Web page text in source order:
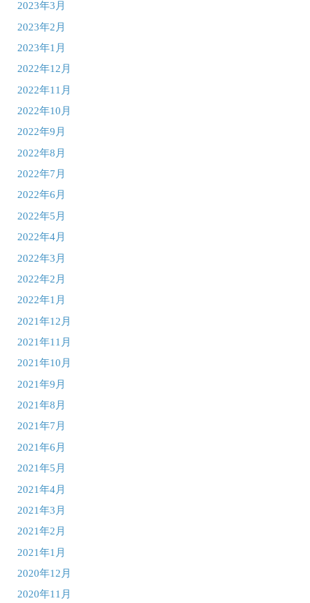
2023年3月
2023年2月
2023年1月
2022年12月
2022年11月
2022年10月
2022年9月
2022年8月
2022年7月
2022年6月
2022年5月
2022年4月
2022年3月
2022年2月
2022年1月
2021年12月
2021年11月
2021年10月
2021年9月
2021年8月
2021年7月
2021年6月
2021年5月
2021年4月
2021年3月
2021年2月
2021年1月
2020年12月
2020年11月